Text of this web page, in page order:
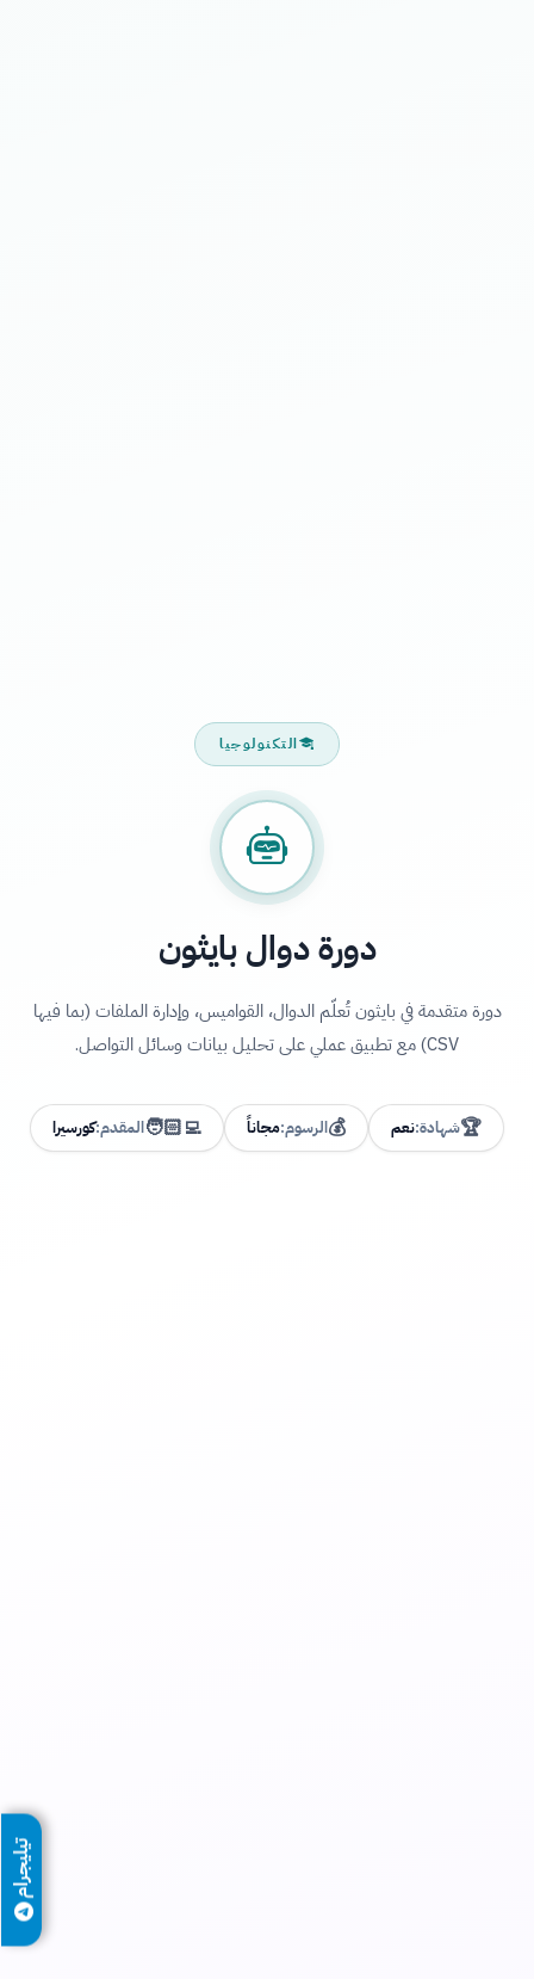
التكنولوجيا
دورة دوال بايثون
دورة متقدمة في بايثون تُعلّم الدوال، القواميس، وإدارة الملفات (بما فيها
CSV) مع تطبيق عملي على تحليل بيانات وسائل التواصل.
🏆شهادة:نعم 💰الرسوم:مجاناً 🧑🏻‍💻المقدم:كورسيرا
تيليجرام